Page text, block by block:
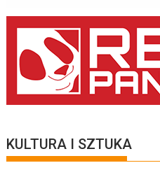
KULTURA I SZTUKA